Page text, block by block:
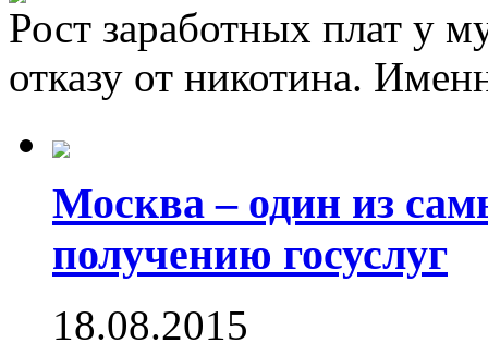
Рост заработных плат у
отказу от никотина.
Москва – один из
получению госуслуг
18.08.2015